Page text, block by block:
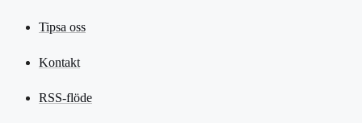
Tipsa oss
Kontakt
RSS-flöde